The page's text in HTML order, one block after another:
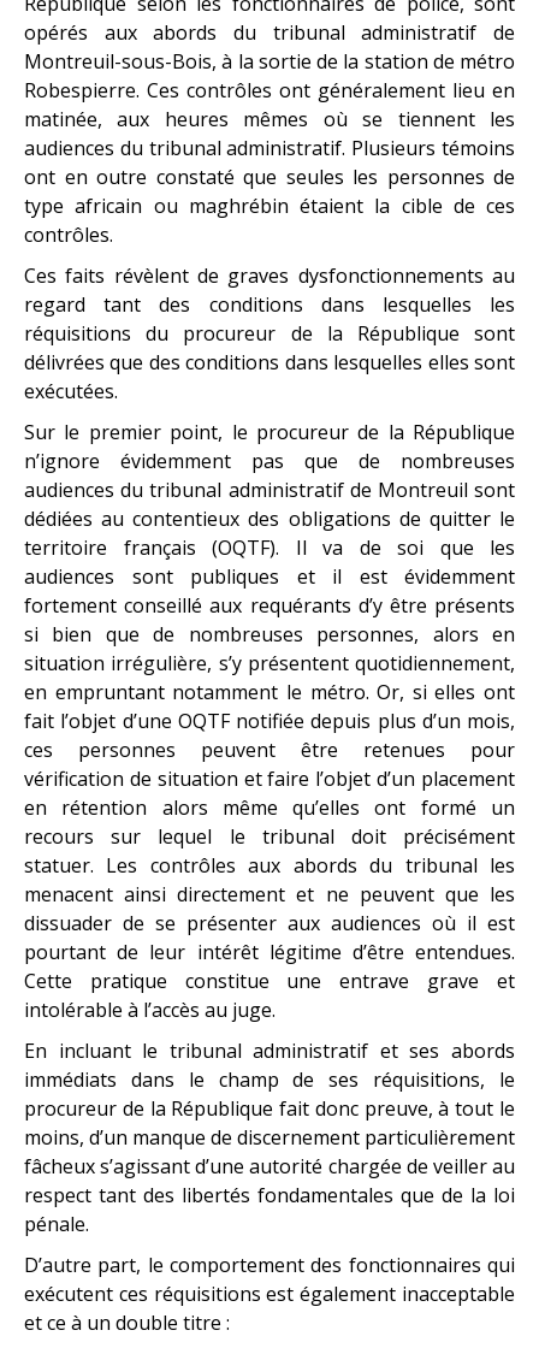
opérés aux abords du tribunal administratif de
Montreuil-sous-Bois, à la sortie de la station de métro
Robespierre. Ces contrôles ont généralement lieu en
matinée, aux heures mêmes où se tiennent les
audiences du tribunal administratif. Plusieurs témoins
ont en outre constaté que seules les personnes de
type africain ou maghrébin étaient la cible de ces
contrôles.
Ces faits révèlent de graves dysfonctionnements au
regard tant des conditions dans lesquelles les
réquisitions du procureur de la République sont
délivrées que des conditions dans lesquelles elles sont
exécutées.
Sur le premier point, le procureur de la République
n’ignore évidemment pas que de nombreuses
audiences du tribunal administratif de Montreuil sont
dédiées au contentieux des obligations de quitter le
territoire français (OQTF). Il va de soi que les
audiences sont publiques et il est évidemment
fortement conseillé aux requérants d’y être présents
si bien que de nombreuses personnes, alors en
situation irrégulière, s’y présentent quotidiennement,
en empruntant notamment le métro. Or, si elles ont
fait l’objet d’une OQTF notifiée depuis plus d’un mois,
ces personnes peuvent être retenues pour
vérification de situation et faire l’objet d’un placement
en rétention alors même qu’elles ont formé un
recours sur lequel le tribunal doit précisément
statuer. Les contrôles aux abords du tribunal les
menacent ainsi directement et ne peuvent que les
dissuader de se présenter aux audiences où il est
pourtant de leur intérêt légitime d’être entendues.
Cette pratique constitue une entrave grave et
intolérable à l’accès au juge.
En incluant le tribunal administratif et ses abords
immédiats dans le champ de ses réquisitions, le
procureur de la République fait donc preuve, à tout le
moins, d’un manque de discernement particulièrement
fâcheux s’agissant d’une autorité chargée de veiller au
respect tant des libertés fondamentales que de la loi
pénale.
D’autre part, le comportement des fonctionnaires qui
exécutent ces réquisitions est également inacceptable
et ce à un double titre :